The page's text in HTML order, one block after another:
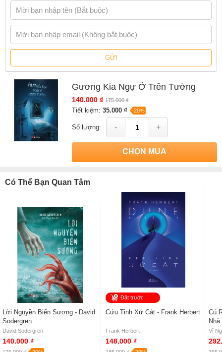
GỬI
Gương Kia Ngự Ở Trên Tường
140.000 ₫ 175.000 ₫
Tiết kiệm:35.000 ₫ -20%
Số lượng: - +
CHỌN MUA
Có Thể Bạn Quan Tâm
Lời Nguyền Biển Sương - David
Sodergren
David Sodergren
140.000 ₫
Đặt trước
Cứu Tinh Xứ Cát - Frank Herbert
Frank Herbert
148.000 ₫
Cú
Vĩ